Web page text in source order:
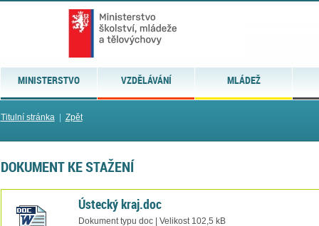
MINISTERSTVO VZDĚLÁVÁNÍ MLÁDEŽ
Titulní stránka| Zpět
DOKUMENT KE STAŽENÍ
Ústecký kraj.doc
Dokument typu doc | Velikost 102,5 kB